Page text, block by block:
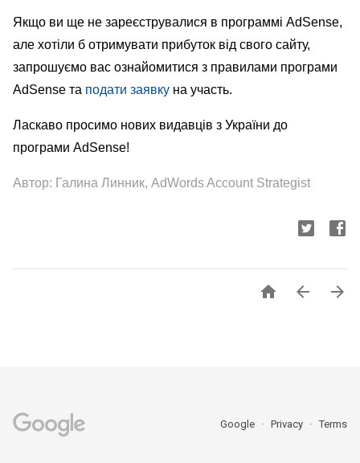
Якщо ви ще не зареєструвалися в программі AdSense,
але хотіли б отримувати прибуток від свого сайту,
запрошуємо вас ознайомитися з правилами програми
AdSense та подати заявку на участь.
Ласкаво просимо нових видавців з України до
програми AdSense!
Автор: Галина Линник, AdWords Account Strategist
  
Google Privacy Terms